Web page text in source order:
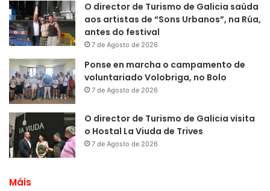
O director de Turismo de Galicia saúda
aos artistas de “Sons Urbanos”, na Rúa,
antes do festival
7 de Agosto de 2026
Ponse en marcha o campamento de
voluntariado Volobriga, no Bolo
7 de Agosto de 2026
O director de Turismo de Galicia visita
o Hostal La Viuda de Trives
7 de Agosto de 2026
Máis